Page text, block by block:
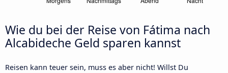
Wie du bei der Reise von Fátima nach
Alcabideche Geld sparen kannst
Reisen kann teuer sein, muss es aber nicht! Willst Du